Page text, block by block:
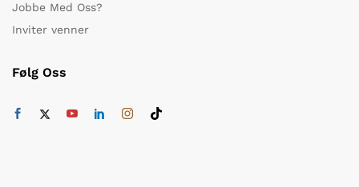
Jobbe Med Oss?
Inviter venner
Følg Oss